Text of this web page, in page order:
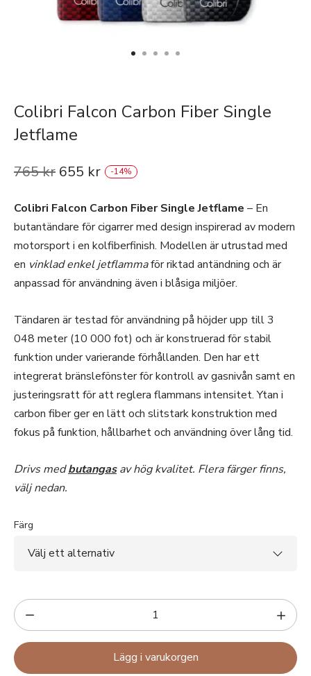
Colibri Falcon Carbon Fiber Single
Jetflame
765kr 655 kr -14%
Colibri Falcon Carbon Fiber Single Jetflame – En
butantändare för cigarrer med design inspirerad av modern
motorsport i en kolfiberfinish. Modellen är utrustad med
en vinklad enkel jetflammaför riktad antändning och är
anpassad för användning även i blåsiga miljöer.
Tändaren är testad för användning på höjder upp till 3
048 meter (10 000 fot) och är konstruerad för stabil
funktion under varierande förhållanden. Den har ett
integrerat bränslefönster för kontroll av gasnivån samt en
justeringsratt för att reglera flammans intensitet. Ytan i
carbon fiber ger en lätt och slitstark konstruktion med
fokus på funktion, hållbarhet och användning över lång tid.
Drivs medbutangasav hög kvalitet. Flera färger finns,
välj nedan.
Färg
Lägg i varukorgen